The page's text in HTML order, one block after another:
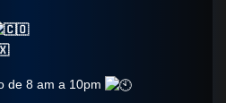
de 8 am a 10pm